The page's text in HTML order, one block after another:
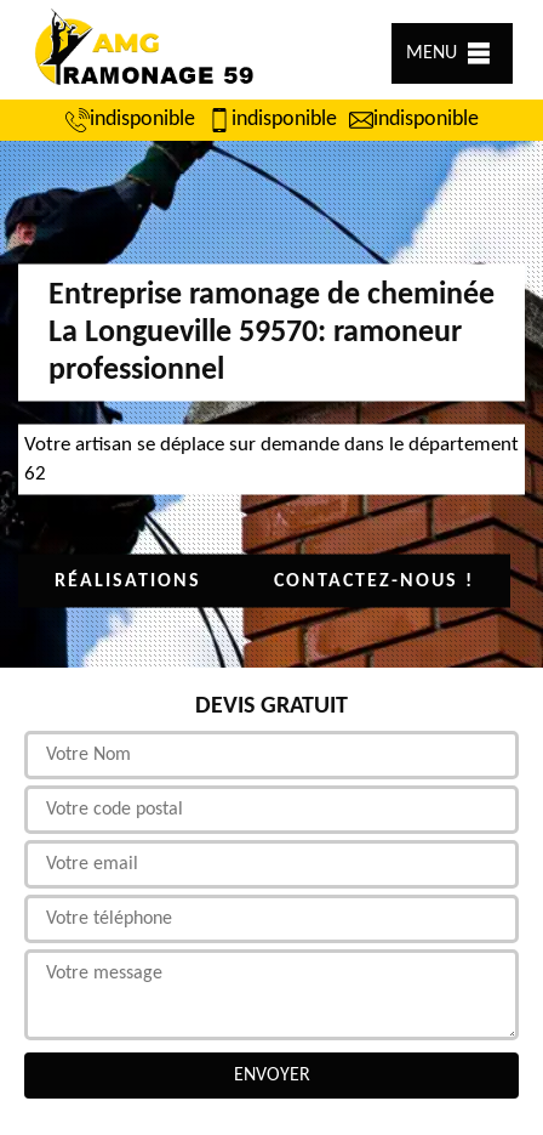
MENU
indisponible indisponible indisponible
Entreprise ramonage de cheminée
La Longueville 59570: ramoneur
professionnel
Votre artisan se déplace sur demande dans le département
62
RÉALISATIONS CONTACTEZ-NOUS !
DEVIS GRATUIT